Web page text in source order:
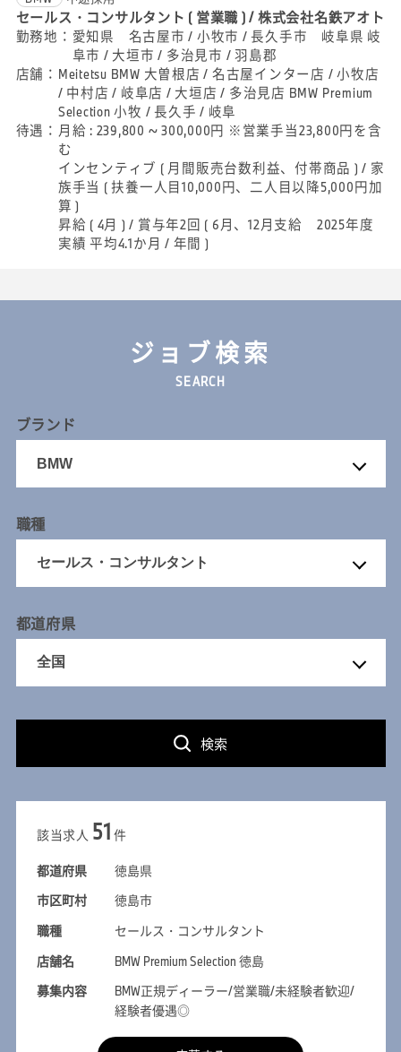
セールス・コンサルタント ( 営業職 ) / 株式会社名鉄アオト
勤務地： 愛知県 名古屋市 / 小牧市 / 長久手市 岐阜県 岐
阜市 / 大垣市 / 多治見市 / 羽島郡
店舗： Meitetsu BMW 大曽根店 / 名古屋インター店 / 小牧店
/ 中村店 / 岐阜店 / 大垣店 / 多治見店 BMW Premium
Selection 小牧 / 長久手 / 岐阜
待遇： 月給 : 239,800 ~ 300,000円 ※営業手当23,800円を含
む
インセンティブ ( 月間販売台数利益、付帯商品 ) / 家
族手当 ( 扶養一人目10,000円、二人目以降5,000円加
算 )
昇給 ( 4月 ) / 賞与年2回 ( 6月、12月支給 2025年度
実績 平均4.1か月 / 年間 )
ジョブ検索
SEARCH
ブランド
職種
都道府県
検索
該当求人 51 件
都道府県
徳島県
市区町村
徳島市
職種
セールス・コンサルタント
店舗名
BMW Premium Selection 徳島
募集内容
BMW正規ディーラー/営業職/未経験者歓迎/
経験者優遇◎